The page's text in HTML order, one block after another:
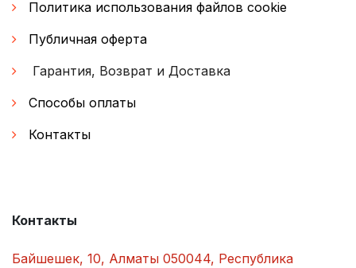
Политика использования файлов cookie
Публичная оферта
Гарантия, Возврат и Доставка
Способы оплаты
Контакты
Контакты
Байшешек, 10, Алматы 050044, Республика